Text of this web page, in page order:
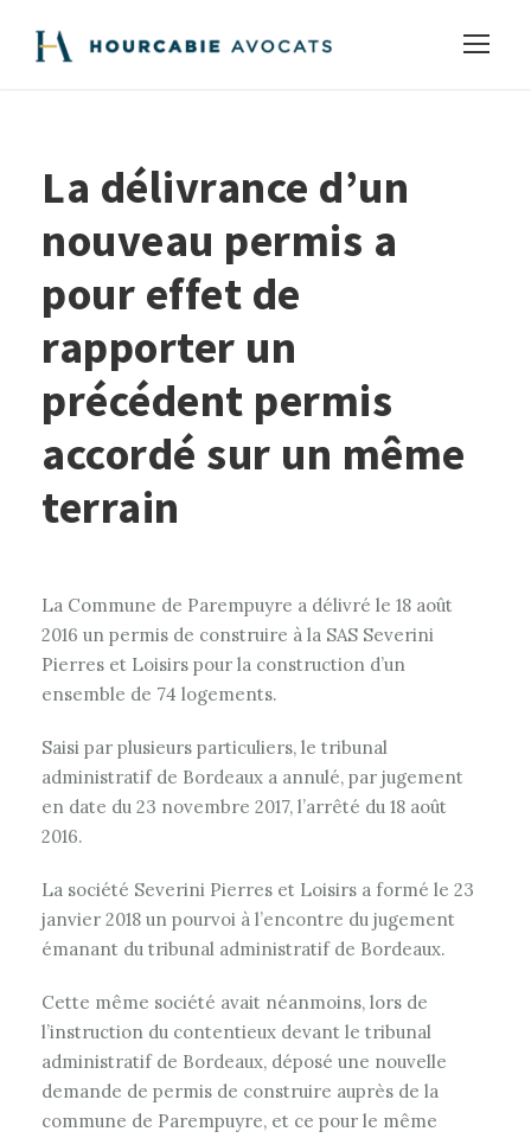
La délivrance d’un
nouveau permis a
pour effet de
rapporter un
précédent permis
accordé sur un même
terrain
La Commune de Parempuyre a délivré le 18 août
2016 un permis de construire à la SAS Severini
Pierres et Loisirs pour la construction d’un
ensemble de 74 logements.
Saisi par plusieurs particuliers, le tribunal
administratif de Bordeaux a annulé, par jugement
en date du 23 novembre 2017, l’arrêté du 18 août
2016.
La société Severini Pierres et Loisirs a formé le 23
janvier 2018 un pourvoi à l’encontre du jugement
émanant du tribunal administratif de Bordeaux.
Cette même société avait néanmoins, lors de
l’instruction du contentieux devant le tribunal
administratif de Bordeaux, déposé une nouvelle
demande de permis de construire auprès de la
commune de Parempuyre, et ce pour le même